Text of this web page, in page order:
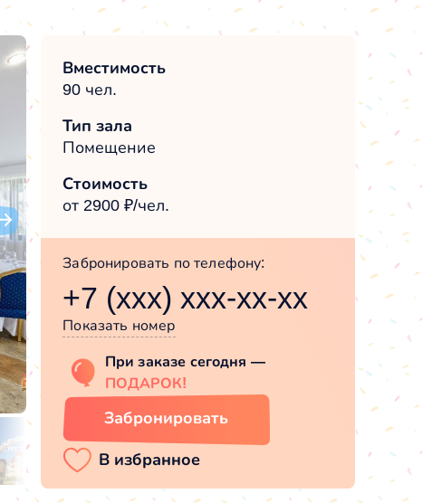
Вместимость
90 чел.
Тип зала
Помещение
Стоимость
от 2900 ₽/чел.
Забронировать по телефону:
+7 (xxx) xxx-xx-xx
Показать номер
При заказе сегодня —
ПОДАРОК!
Забронировать